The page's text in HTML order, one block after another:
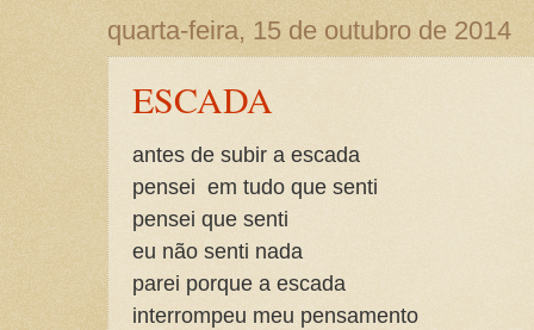
quarta-feira, 15 de outubro de 2014
ESCADA
antes de subir a escada
pensei em tudo que senti
pensei que senti
eu não senti nada
parei porque a escada
interrompeu meu pensamento